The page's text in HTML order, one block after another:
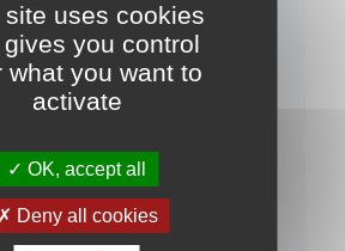
de la
rester informé(e) sur les
site uses cookies
gives you control
what you want to
activate
OK, accept all
Deny all cookies